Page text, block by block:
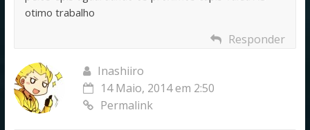
otimo trabalho
Responder
Inashiiro
14 Maio, 2014 em 2:50
Permalink